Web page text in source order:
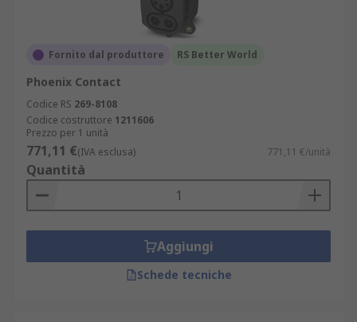
Fornito dal produttore RS Better World
Phoenix Contact
Codice RS 269-8108
Codice costruttore 1211606
Prezzo per 1 unità
771,11 €(IVA esclusa) 771,11 €/unità
Quantità
Aggiungi
Schede tecniche